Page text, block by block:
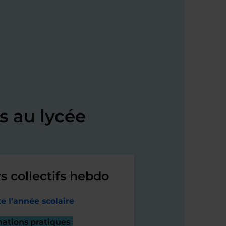
au lycée
collectifs hebdo
l’année scolaire
pratiques